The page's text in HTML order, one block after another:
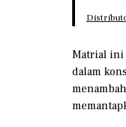
Matrial ini
dalam